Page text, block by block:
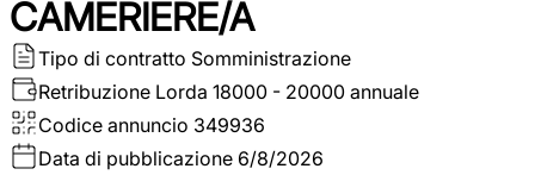
CAMERIERE/A
Tipo di contratto Somministrazione
Retribuzione Lorda 18000 - 20000 annuale
Codice annuncio 349936
Data di pubblicazione 6/8/2026